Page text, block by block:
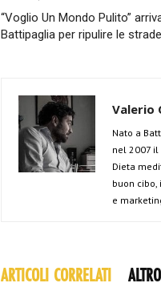
“Voglio Un Mondo Pulito”
Battipaglia per ripulire le strade
Valerio
Nato a
nel 2007 il
Dieta
buon
e
ARTICOLI CORRELATI